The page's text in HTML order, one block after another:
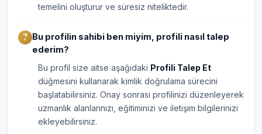
temelini oluşturur ve süresiz niteliktedir.
Bu profilin sahibi ben miyim, profili nasıl talep
ederim?
Bu profil size aitse aşağıdaki Profili Talep Et
düğmesini kullanarak kimlik doğrulama sürecini
başlatabilirsiniz. Onay sonrası profilinizi düzenleyerek
uzmanlık alanlarınızı, eğitiminizi ve iletişim bilgilerinizi
ekleyebilirsiniz.